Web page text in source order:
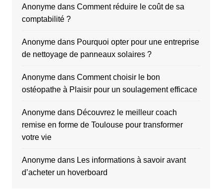
Anonymedans Comment réduire le coût de sa
comptabilité ?
Anonymedans Pourquoi opter pour une entreprise
de nettoyage de panneaux solaires ?
Anonymedans Comment choisir le bon
ostéopathe à Plaisir pour un soulagement efficace
Anonymedans Découvrez le meilleur coach
remise en forme de Toulouse pour transformer
votre vie
Anonymedans Les informations à savoir avant
d’acheter un hoverboard